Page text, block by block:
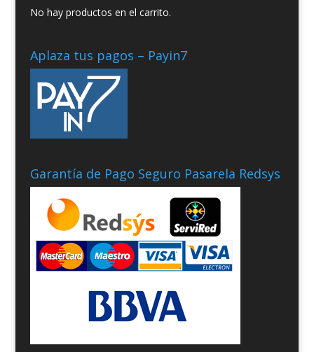
No hay productos en el carrito.
Aplaza tus pagos – Payin7
Garantía de Pago Seguro Pasarela Redsys